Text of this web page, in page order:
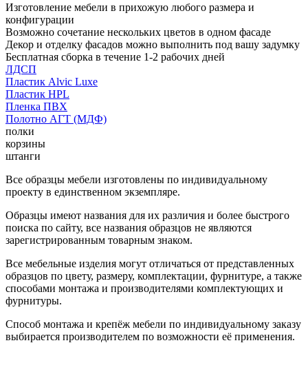
Изготовление мебели в прихожую любого размера и
конфигурации
Возможно сочетание нескольких цветов в одном фасаде
Декор и отделку фасадов можно выполнить под вашу задумку
Бесплатная сборка в течение 1-2 рабочих дней
ЛДСП
Пластик Alvic Luxe
Пластик HPL
Пленка ПВХ
Полотно АГТ (МДФ)
полки
корзины
штанги
Все образцы мебели изготовлены по индивидуальному
проекту в единственном экземпляре.
Образцы имеют названия для их различия и более быстрого
поиска по сайту, все названия образцов не являются
зарегистрированным товарным знаком.
Все мебельные изделия могут отличаться от представленных
образцов по цвету, размеру, комплектации, фурнитуре, а также
способами монтажа и производителями комплектующих и
фурнитуры.
Способ монтажа и крепёж мебели по индивидуальному заказу
выбирается производителем по возможности её применения.